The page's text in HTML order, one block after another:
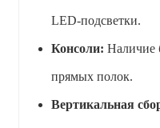
LED-подсветки.
Консоли: Наличие
прямых полок.
Вертикальная